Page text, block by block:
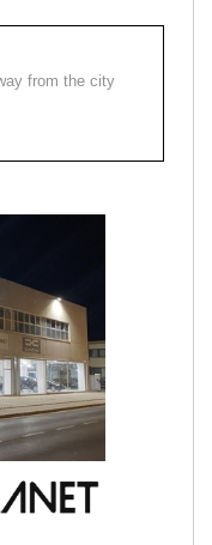
from the city